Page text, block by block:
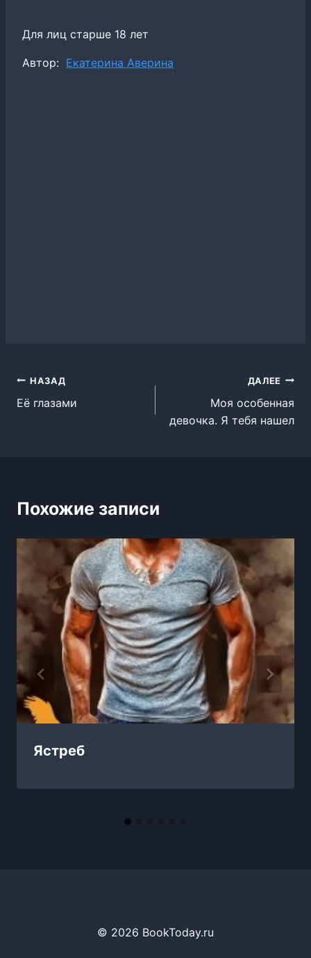
Для лиц старше 18 лет
Метки
Автор: Екатерина Аверина
Навигация
по
НАЗАД
Её глазами
ДАЛЕЕ
Моя особенная
девочка. Я тебя нашел
Похожие записи
Ястреб
© 2026 BookToday.ru